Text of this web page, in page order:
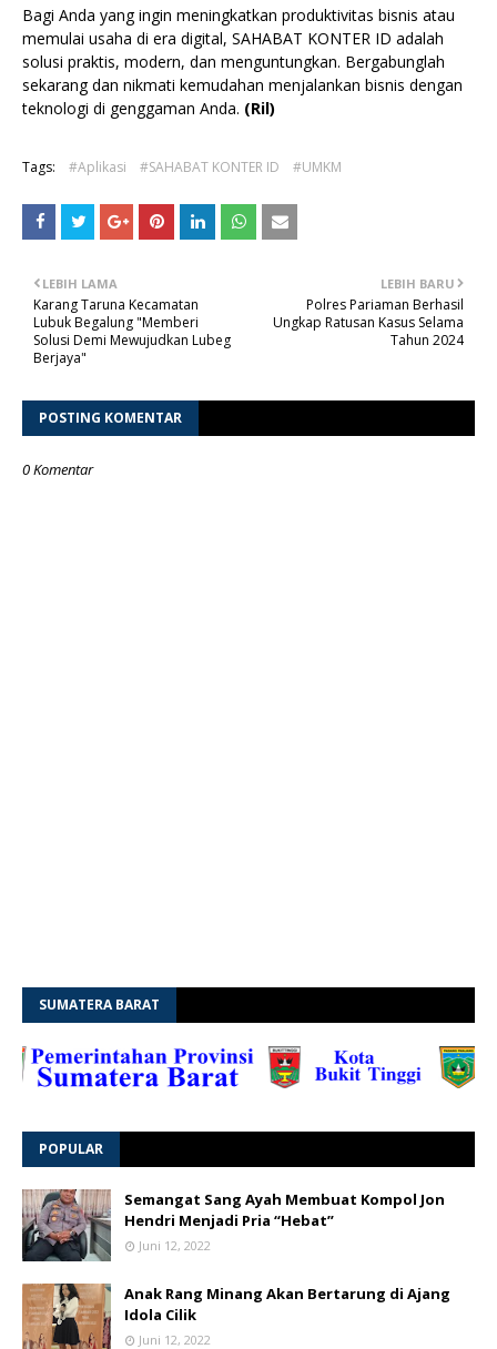
Bagi Anda yang ingin meningkatkan produktivitas bisnis atau
memulai usaha di era digital, SAHABAT KONTER ID adalah
solusi praktis, modern, dan menguntungkan. Bergabunglah
sekarang dan nikmati kemudahan menjalankan bisnis dengan
teknologi di genggaman Anda. (Ril)
Tags: #Aplikasi #SAHABAT KONTER ID #UMKM
LEBIH BARU
Polres Pariaman Berhasil
Ungkap Ratusan Kasus Selama
Tahun 2024
LEBIH LAMA
Karang Taruna Kecamatan
Lubuk Begalung "Memberi
Solusi Demi Mewujudkan Lubeg
Berjaya"
POSTING KOMENTAR
0 Komentar
SUMATERA BARAT
POPULAR
Semangat Sang Ayah Membuat Kompol Jon
Hendri Menjadi Pria “Hebat”
Juni 12, 2022
Anak Rang Minang Akan Bertarung di Ajang
Idola Cilik
Juni 12, 2022